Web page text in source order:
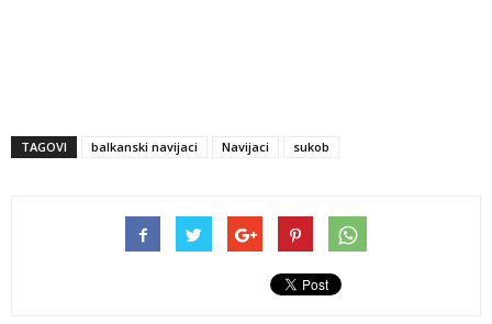
TAGOVI balkanski navijaci Navijaci sukob